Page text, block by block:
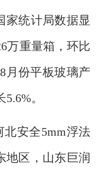
家统计局数据显
万重量箱，环比
月份平板玻璃产
。
安全5mm浮法
地区，山东巨润